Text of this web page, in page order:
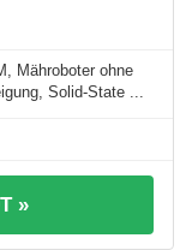
Mähroboter ohne
Solid-State ...
»